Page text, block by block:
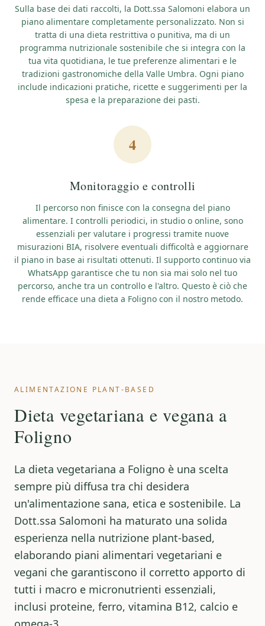
Sulla base dei dati raccolti, la Dott.ssa Salomoni elabora un
piano alimentare completamente personalizzato. Non si
tratta di una dieta restrittiva o punitiva, ma di un
programma nutrizionale sostenibile che si integra con la
tua vita quotidiana, le tue preferenze alimentari e le
tradizioni gastronomiche della Valle Umbra. Ogni piano
include indicazioni pratiche, ricette e suggerimenti per la
spesa e la preparazione dei pasti.
4
Monitoraggio e controlli
Il percorso non finisce con la consegna del piano
alimentare. I controlli periodici, in studio o online, sono
essenziali per valutare i progressi tramite nuove
misurazioni BIA, risolvere eventuali difficoltà e aggiornare
il piano in base ai risultati ottenuti. Il supporto continuo via
WhatsApp garantisce che tu non sia mai solo nel tuo
percorso, anche tra un controllo e l'altro. Questo è ciò che
rende efficace una dieta a Foligno con il nostro metodo.
ALIMENTAZIONE PLANT-BASED
Dieta vegetariana e vegana a
Foligno
La dieta vegetariana a Foligno è una scelta
sempre più diffusa tra chi desidera
un'alimentazione sana, etica e sostenibile. La
Dott.ssa Salomoni ha maturato una solida
esperienza nella nutrizione plant-based,
elaborando piani alimentari vegetariani e
vegani che garantiscono il corretto apporto di
tutti i macro e micronutrienti essenziali,
inclusi proteine, ferro, vitamina B12, calcio e